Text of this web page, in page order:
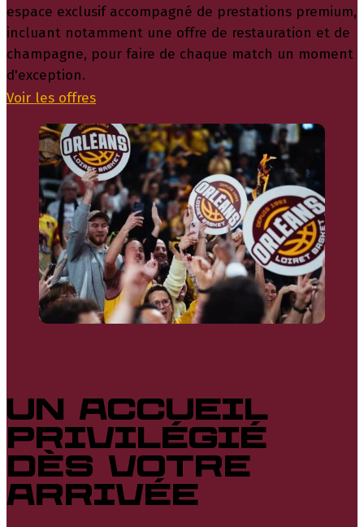
espace exclusif accompagné de prestations premium,
incluant notamment une offre de restauration et de
champagne, pour faire de chaque match un moment
d'exception.
Voir les offres
Un accueil
privilégié
dès votre
arrivée